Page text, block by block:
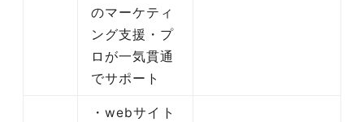
のマーケティ
ング支援・プ
ロが一気貫通
でサポート
・webサイト